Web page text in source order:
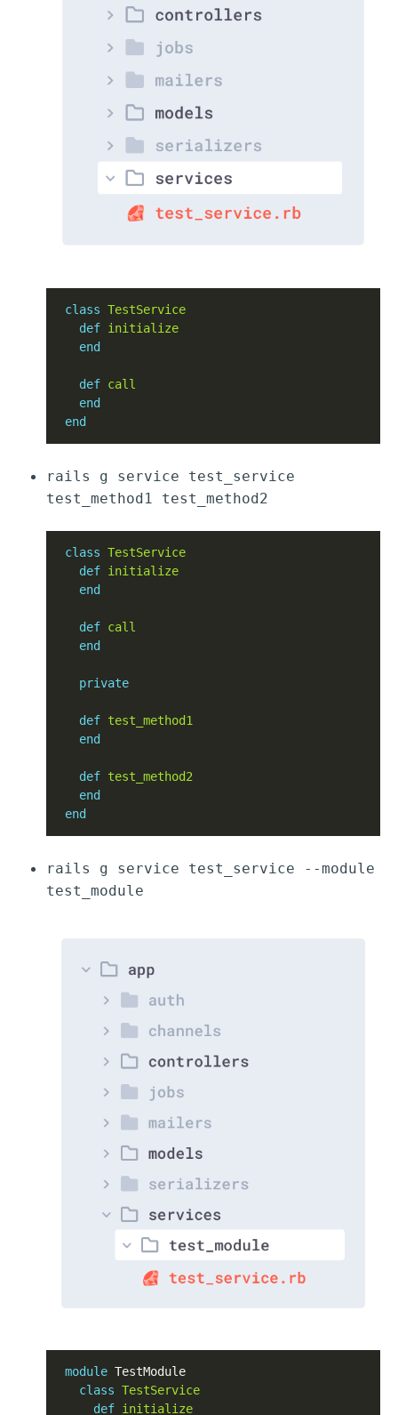
class TestService
def initialize
end
def call
end
end
rails g service test_service
test_method1 test_method2
class TestService
def initialize
end
def call
end
private
def test_method1
end
def test_method2
end
end
rails g service test_service --module
test_module
module TestModule
class TestService
def initialize